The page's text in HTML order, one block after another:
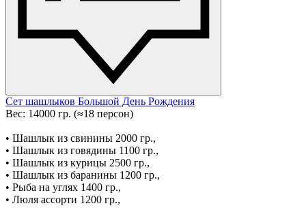
Сет шашлыков Большой День Рождения
Вес: 14000 гр. (≈18 персон)
• Шашлык из свинины 2000 гр.,
• Шашлык из говядины 1100 гр.,
• Шашлык из курицы 2500 гр.,
• Шашлык из баранины 1200 гр.,
• Рыба на углях 1400 гр.,
• Люля ассорти 1200 гр.,